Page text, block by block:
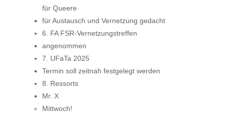
für Queere
für Austausch und Vernetzung gedacht
6. FA FSR-Vernetzungstreffen
angenommen
7. UFaTa 2025
Termin soll zeitnah festgelegt werden
8. Ressorts
Mr. X
Mittwoch!